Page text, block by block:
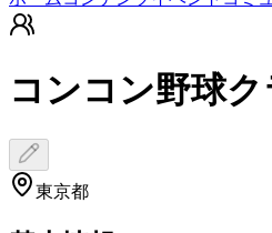
コンコン野球
東京都